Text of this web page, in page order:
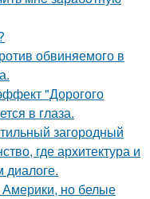
обвиняемого в
"Дорогого
в глаза.
загородный
где архитектура и
диалоге.
но белые